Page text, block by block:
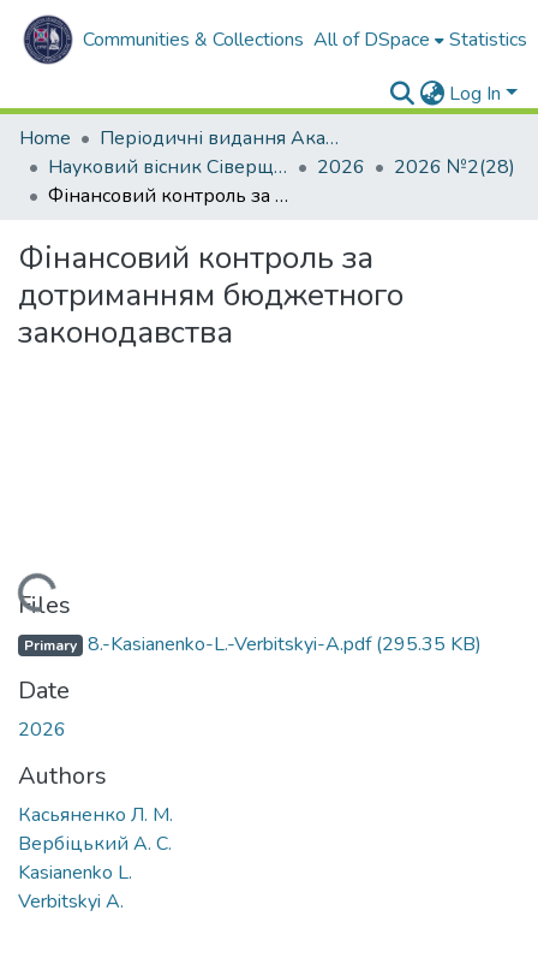
Communities & Collections All of DSpace Statistics
Log In
Home
Періодичні видання Академії
Науковий вісник Сіверщини. Серія: Право.
2026
2026 №2(28)
Фінансовий контроль за дотриманням бюджетного законодавства
Фінансовий контроль за
дотриманням бюджетного
законодавства
Files
Primary 8.-Kasianenko-L.-Verbitskyi-A.pdf(295.35 KB)
Date
2026
Authors
Касьяненко Л. М.
Вербіцький А. С.
Kasianenko L.
Verbitskyi A.